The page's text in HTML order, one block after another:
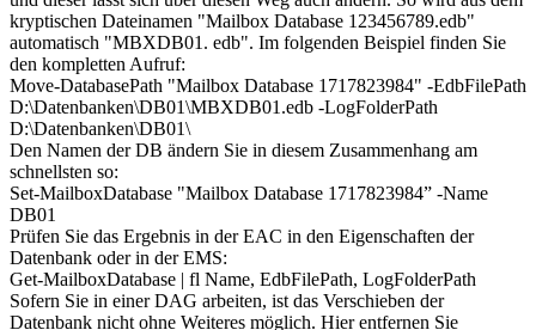
kryptischen Dateinamen "Mailbox Database 123456789.edb"
automatisch "MBXDB01. edb". Im folgenden Beispiel finden Sie
den kompletten Aufruf:
Move-DatabasePath "Mailbox Database 1717823984" -EdbFilePath
D:\Datenbanken\DB01\MBXDB01.edb -LogFolderPath
D:\Datenbanken\DB01\
Den Namen der DB ändern Sie in diesem Zusammenhang am
schnellsten so:
Set-MailboxDatabase "Mailbox Database 1717823984” -Name
DB01
Prüfen Sie das Ergebnis in der EAC in den Eigenschaften der
Datenbank oder in der EMS:
Get-MailboxDatabase | fl Name, EdbFilePath, LogFolderPath
Sofern Sie in einer DAG arbeiten, ist das Verschieben der
Datenbank nicht ohne Weiteres möglich. Hier entfernen Sie